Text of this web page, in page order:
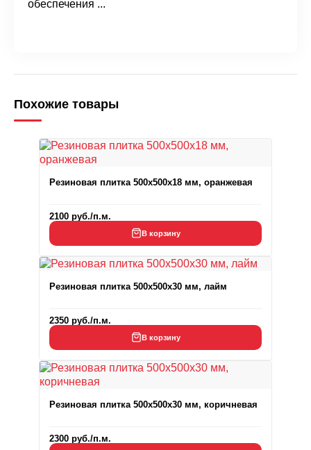
обеспечения ...
Похожие товары
Резиновая плитка 500x500x18 мм, оранжевая
2100 руб./п.м.
В корзину
Резиновая плитка 500x500x30 мм, лайм
2350 руб./п.м.
В корзину
Резиновая плитка 500x500x30 мм, коричневая
2300 руб./п.м.